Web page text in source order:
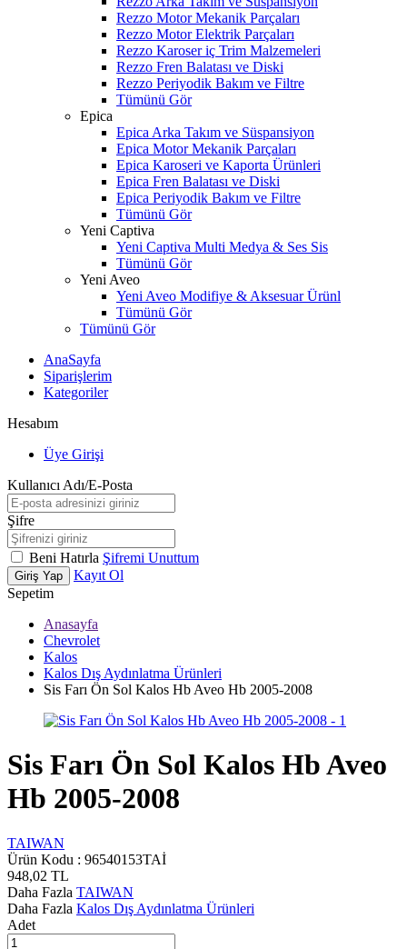
Rezzo Motor Mekanik Parçaları
Rezzo Motor Elektrik Parçaları
Rezzo Karoser iç Trim Malzemeleri
Rezzo Fren Balatası ve Diski
Rezzo Periyodik Bakım ve Filtre
Tümünü Gör
Epica
Epica Arka Takım ve Süspansiyon
Epica Motor Mekanik Parçaları
Epica Karoseri ve Kaporta Ürünleri
Epica Fren Balatası ve Diski
Epica Periyodik Bakım ve Filtre
Tümünü Gör
Yeni Captiva
Yeni Captiva Multi Medya & Ses Sis
Tümünü Gör
Yeni Aveo
Yeni Aveo Modifiye & Aksesuar Ürünl
Tümünü Gör
Tümünü Gör
AnaSayfa
Siparişlerim
Kategoriler
Hesabım
Üye Girişi
Kullanıcı Adı/E-Posta
Şifre
Beni Hatırla Şifremi Unuttum
Giriş Yap
Kayıt Ol
Sepetim
Anasayfa
Chevrolet
Kalos
Kalos Dış Aydınlatma Ürünleri
Sis Farı Ön Sol Kalos Hb Aveo Hb 2005-2008
Sis Farı Ön Sol Kalos Hb Aveo
Hb 2005-2008
TAIWAN
Ürün Kodu : 96540153TAİ
948,02 TL
Daha Fazla TAIWAN
Daha Fazla Kalos Dış Aydınlatma Ürünleri
Adet